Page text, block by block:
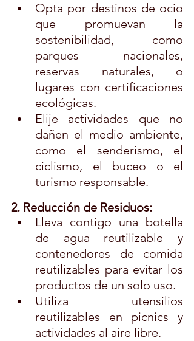
Opta por destinos de ocio
que promuevan la
sostenibilidad, como
parques nacionales,
reservas naturales, o
lugares con certificaciones
ecológicas.
Elije actividades que no
dañen el medio ambiente,
como el senderismo, el
ciclismo, el buceo o el
turismo responsable.
2. Reducción de Residuos:
Lleva contigo una botella
de agua reutilizable y
contenedores de comida
reutilizables para evitar los
productos de un solo uso.
Utiliza utensilios
reutilizables en picnics y
actividades al aire libre.